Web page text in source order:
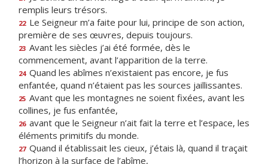
remplis leurs trésors.
22 Le Seigneur m’a faite pour lui, principe de son action,
première de ses œuvres, depuis toujours.
23 Avant les siècles j’ai été formée, dès le
commencement, avant l’apparition de la terre.
24 Quand les abîmes n’existaient pas encore, je fus
enfantée, quand n’étaient pas les sources jaillissantes.
25 Avant que les montagnes ne soient fixées, avant les
collines, je fus enfantée,
26 avant que le Seigneur n’ait fait la terre et l’espace, les
éléments primitifs du monde.
27 Quand il établissait les cieux, j’étais là, quand il traçait
l’horizon à la surface de l’abîme,